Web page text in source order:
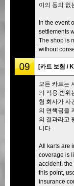
이의 동의 없
In the event
settlements
The shop is
without
09 [카트 보험 /
모든 카트는
의 적용 범위
험 회사가 사
의 면책금을
의 결과라고
니다.
All karts are
coverage is
accident,
this point,
insurance